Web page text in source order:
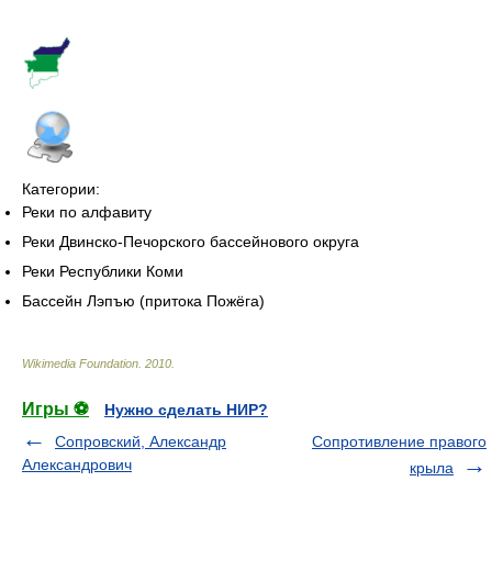
Категории:
Реки по алфавиту
Реки Двинско-Печорского бассейнового округа
Реки Республики Коми
Бассейн Лэпъю (притока Пожёга)
Wikimedia Foundation 2010
Игры ⚽
Нужно сделать НИР?
Сопровский, Александр
Александрович
Сопротивление правого
крыла